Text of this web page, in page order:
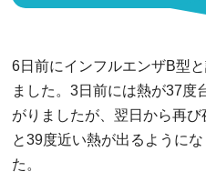
6日前にインフルエンザB型
ました。3日前には熱が37度
がりましたが、翌日から再び
と39度近い熱が出るようにな
た。